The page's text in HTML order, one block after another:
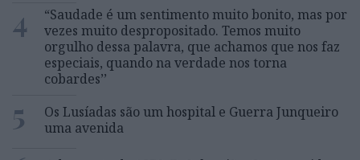
4
“Saudade é um sentimento muito bonito, mas por
vezes muito despropositado. Temos muito
orgulho dessa palavra, que achamos que nos faz
especiais, quando na verdade nos torna
cobardes’’
5
Os Lusíadas são um hospital e Guerra Junqueiro
uma avenida